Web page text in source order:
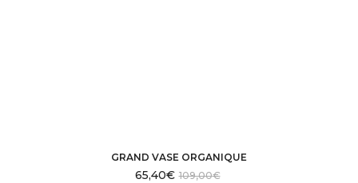
GRAND VASE ORGANIQUE
109,00€
65,40€